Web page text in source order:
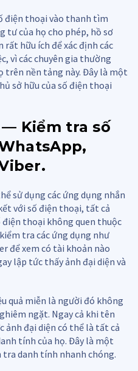
điện thoại vào thanh tìm
tư của họ cho phép, hồ sơ
hữu ích để xác định các
vì các chuyên gia thường
trên nền tảng này. Đây là một
sở hữu của số điện thoại
Kiểm tra số
sử dụng các ứng dụng nhắn
với số điện thoại, tất cả
thoại không quen thuộc
tra các ứng dụng như
để xem có tài khoản nào
lập tức thấy ảnh đại diện và
quả miễn là người đó không
ngặt. Ngay cả khi tên
ảnh đại diện có thể là tất cả
tính của họ. Đây là một
danh tính nhanh chóng.